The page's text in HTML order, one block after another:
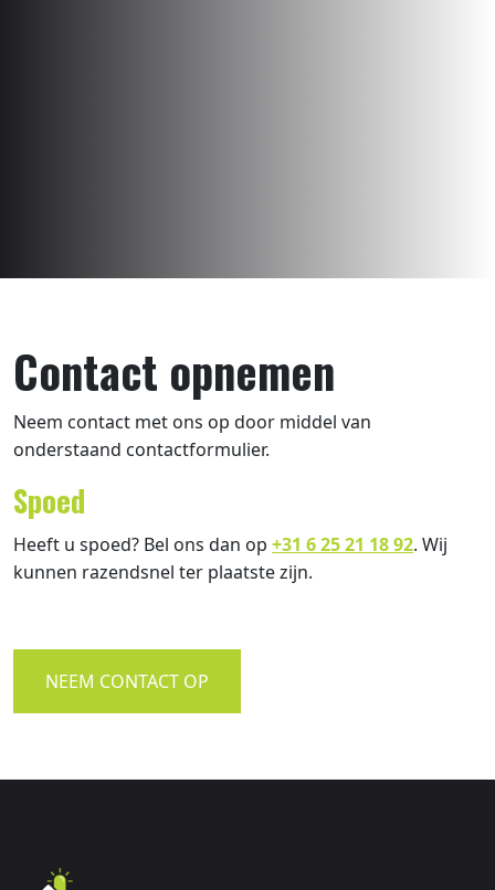
Contact opnemen
Neem contact met ons op door middel van
onderstaand contactformulier.
Spoed
Heeft u spoed? Bel ons dan op +31 6 25 21 18 92. Wij
kunnen razendsnel ter plaatste zijn.
NEEM CONTACT OP